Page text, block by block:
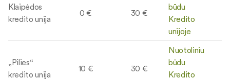
Klaipėdos
kredito unija
0 € 30 €
būdu
Kredito
unijoje
„Pilies“
kredito unija
10 € 30 €
Nuotoliniu
būdu
Kredito